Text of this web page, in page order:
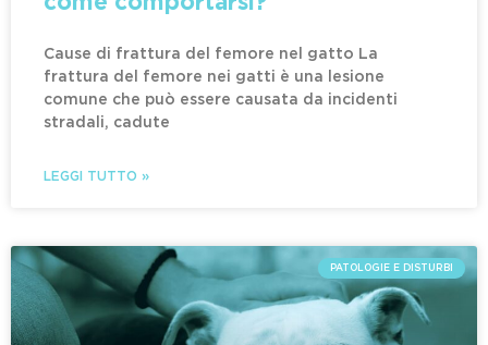
Cause di frattura del femore nel gatto La
frattura del femore nei gatti è una lesione
comune che può essere causata da incidenti
stradali, cadute
LEGGI TUTTO »
PATOLOGIE E DISTURBI